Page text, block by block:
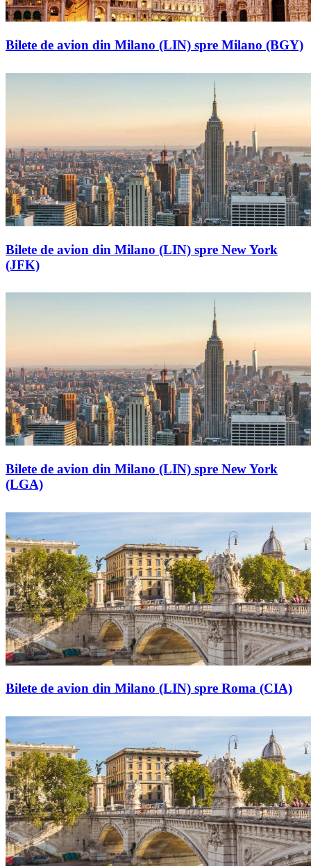
Bilete de avion din Milano (LIN) spre Milano (BGY)
Bilete de avion din Milano (LIN) spre New York
(JFK)
Bilete de avion din Milano (LIN) spre New York
(LGA)
Bilete de avion din Milano (LIN) spre Roma (CIA)